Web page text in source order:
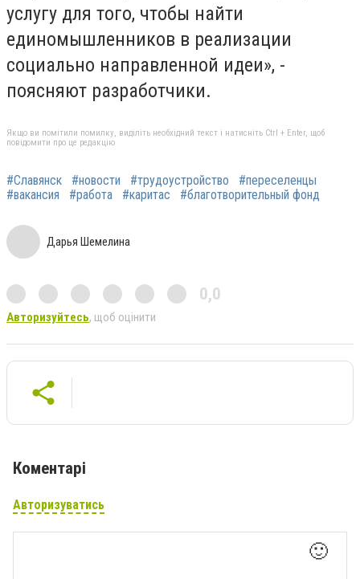
услугу для того, чтобы найти
единомышленников в реализации
социально направленной идеи», -
поясняют разработчики.
Якщо ви помітили помилку, виділіть необхідний текст і натисніть Ctrl + Enter, щоб
повідомити про це редакцію
#Славянск #новости #трудоустройство
#переселенцы
#вакансия
#работа #каритас #благотворительный фонд
Дарья Шемелина
0,0
Авторизуйтесь, щоб оцінити
Коментарі
Авторизуватись
🙂